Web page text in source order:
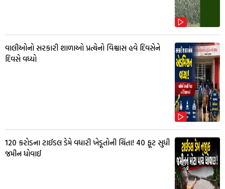
વાલીઓનો સરકારી શાળાઓ પ્રત્યેનો વિશ્વાસ હવે દિવસેને
દિવસે વધ્યો
₹120 કરોડના ટાઈડલ ડેમે વધારી ખેડૂતોની ચિંતા! 40 ફૂટ સુધી
જમીન ધોવાઈ